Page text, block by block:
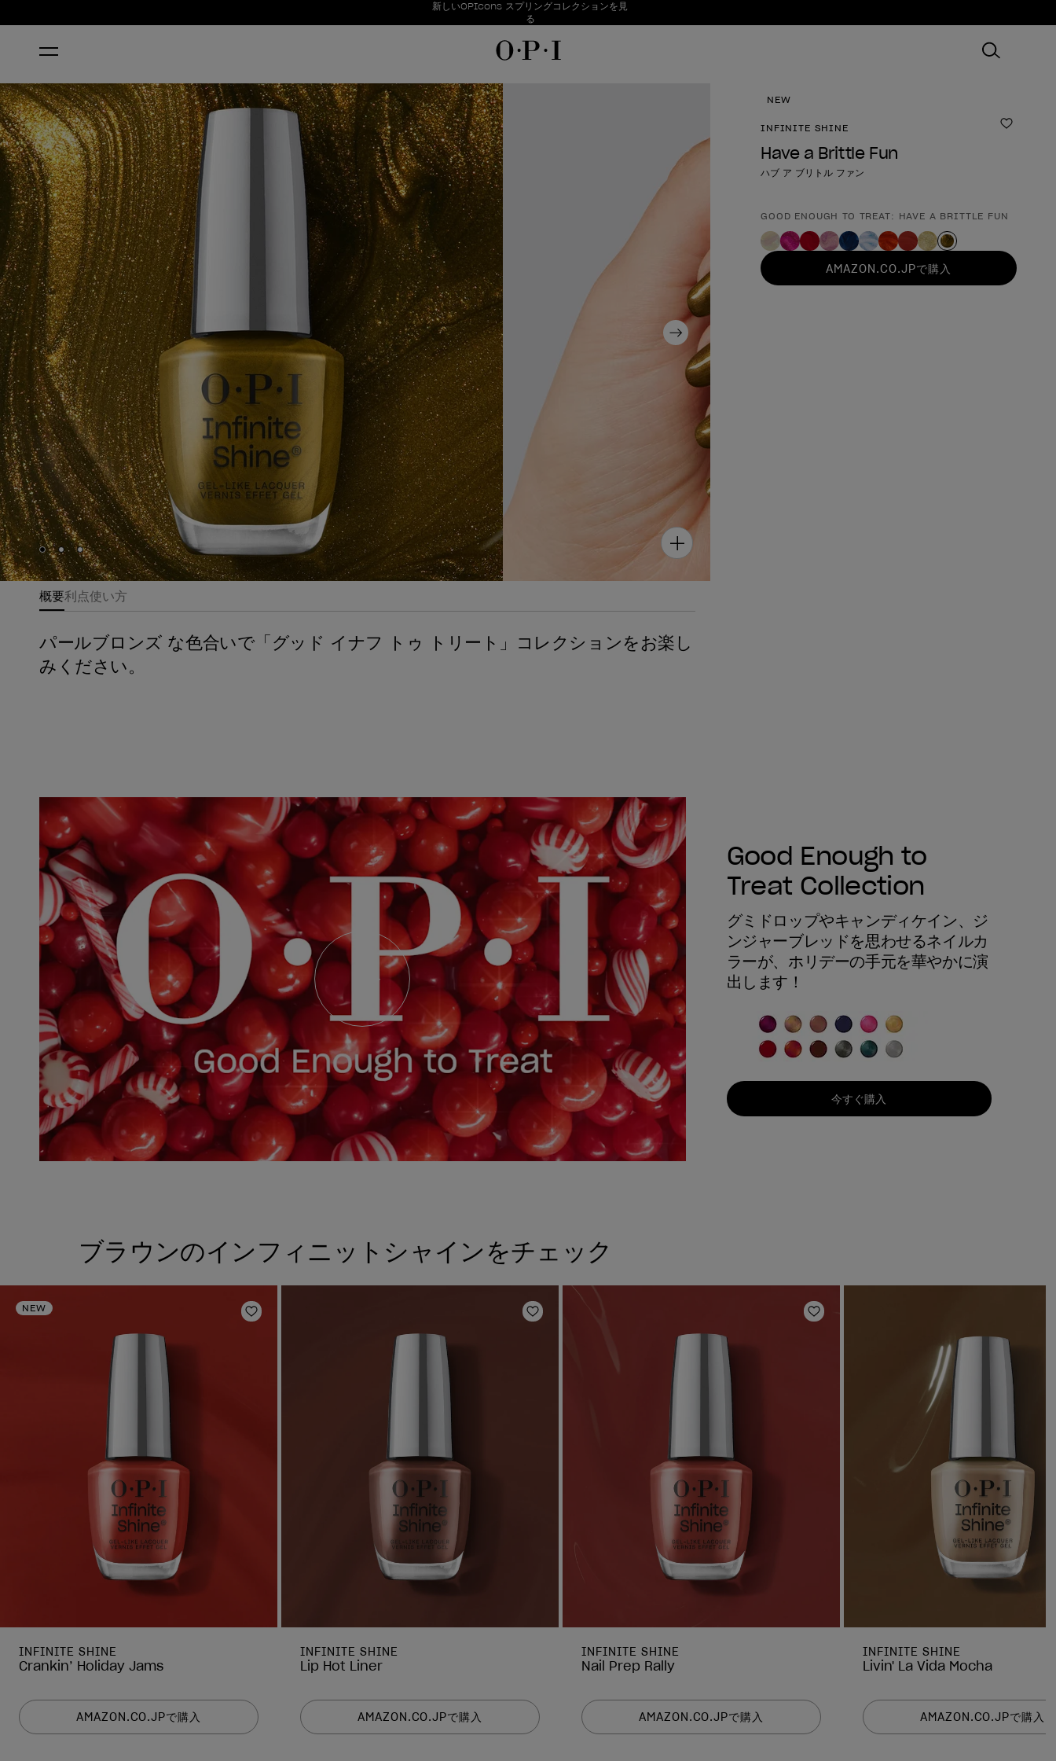
お得情報新しいOPIcons スプリングコレクションを見
る
Item 1 of 1
ホーム HAVE A BRITTLE FUN
Next
Skip to slide1
Skip to slide2
Skip to slide3
NEW
INFINITE SHINE ほしい
Have a Brittle Fun
ハブ ア ブリトル ファン
製品形態
GOOD ENOUGH TO TREAT: HAVE A BRITTLE FUN
AMAZON.CO.JPで購入
概要利点使い方
パールブロンズ な色合いで「グッド イナフ トゥ トリート」コレクションをお楽し
みください。
Good Enough to
Treat Collection
グミドロップやキャンディケイン、ジ
ンジャーブレッドを思わせるネイルカ
ラーが、ホリデーの手元を華やかに演
出します！
今すぐ購入
ブラウンのインフィニットシャインをチェック
NEW
ほしいものリストに追加
INFINITE SHINE
Crankin’ Holiday Jams
AMAZON.CO.JPで購入
ほしいものリストに追加
INFINITE SHINE
Lip Hot Liner
AMAZON.CO.JPで購入
ほしいものリストに追加
INFINITE SHINE
Nail Prep Rally
AMAZON.CO.JPで購入
INFINITE SHINE
Livin' La Vida Mocha
AMAZON.CO.JPで購入